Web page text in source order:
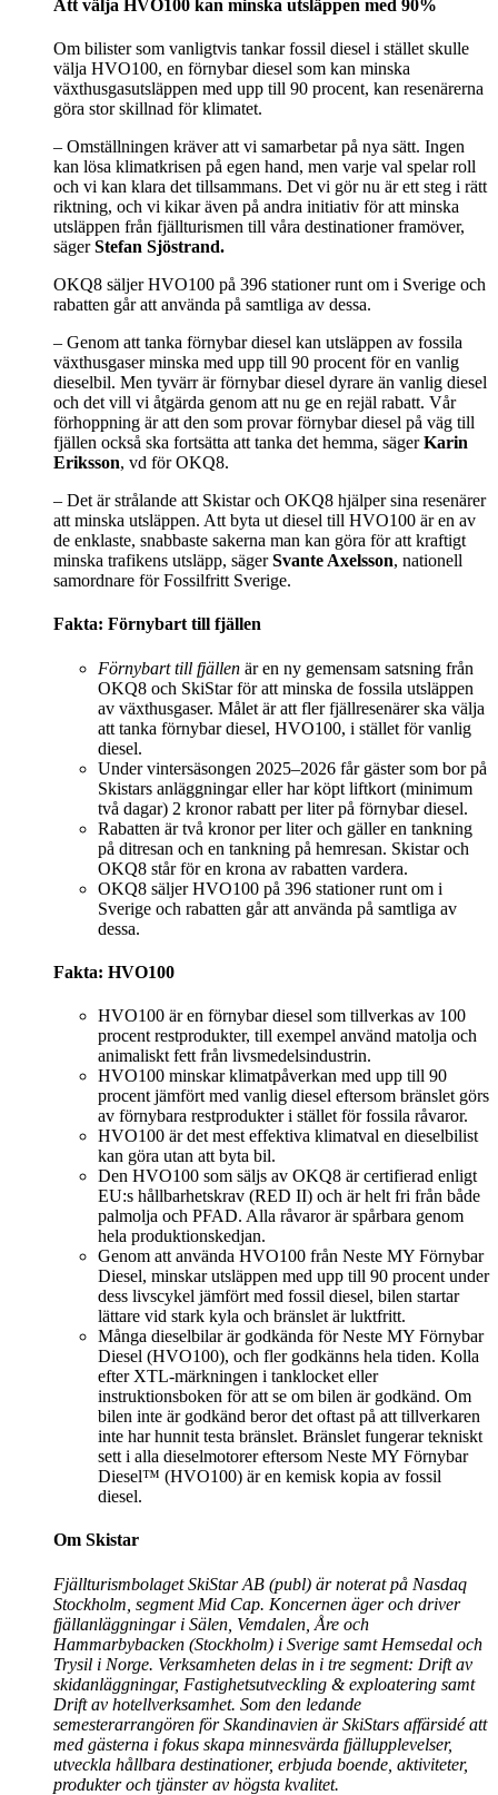
Att välja HVO100 kan minska utsläppen med 90%
Om bilister som vanligtvis tankar fossil diesel i stället skulle
välja HVO100, en förnybar diesel som kan minska
växthusgasutsläppen med upp till 90 procent, kan resenärerna
göra stor skillnad för klimatet.
– Omställningen kräver att vi samarbetar på nya sätt. Ingen
kan lösa klimatkrisen på egen hand, men varje val spelar roll
och vi kan klara det tillsammans. Det vi gör nu är ett steg i rätt
riktning, och vi kikar även på andra initiativ för att minska
utsläppen från fjällturismen till våra destinationer framöver,
sägerStefan Sjöstrand.
OKQ8 säljer HVO100 på 396 stationer runt om i Sverige och
rabatten går att använda på samtliga av dessa.
– Genom att tanka förnybar diesel kan utsläppen av fossila
växthusgaser minska med upp till 90 procent för en vanlig
dieselbil. Men tyvärr är förnybar diesel dyrare än vanlig diesel
och det vill vi åtgärda genom att nu ge en rejäl rabatt. Vår
förhoppning är att den som provar förnybar diesel på väg till
fjällen också ska fortsätta att tanka det hemma, sägerKarin
Eriksson, vd för OKQ8.
– Det är strålande att Skistar och OKQ8 hjälper sina resenärer
att minska utsläppen. Att byta ut diesel till HVO100 är en av
de enklaste, snabbaste sakerna man kan göra för att kraftigt
minska trafikens utsläpp, sägerSvante Axelsson, nationell
samordnare för Fossilfritt Sverige.
Fakta: Förnybart till fjällen
Förnybart till fjällen är en ny gemensam satsning från
OKQ8 och SkiStar för att minska de fossila utsläppen
av växthusgaser. Målet är att fler fjällresenärer ska välja
att tanka förnybar diesel, HVO100, i stället för vanlig
diesel.
Under vintersäsongen 2025–2026 får gäster som bor på
Skistars anläggningar eller har köpt liftkort (minimum
två dagar) 2 kronor rabatt per liter på förnybar diesel.
Rabatten är två kronor per liter och gäller en tankning
på ditresan och en tankning på hemresan. Skistar och
OKQ8 står för en krona av rabatten vardera.
OKQ8 säljer HVO100 på 396 stationer runt om i
Sverige och rabatten går att använda på samtliga av
dessa.
Fakta: HVO100
HVO100 är en förnybar diesel som tillverkas av 100
procent restprodukter, till exempel använd matolja och
animaliskt fett från livsmedelsindustrin.
HVO100 minskar klimatpåverkan med upp till 90
procent jämfört med vanlig diesel eftersom bränslet görs
av förnybara restprodukter i stället för fossila råvaror.
HVO100 är det mest effektiva klimatval en dieselbilist
kan göra utan att byta bil.
Den HVO100 som säljs av OKQ8 är certifierad enligt
EU:s hållbarhetskrav (RED II) och är helt fri från både
palmolja och PFAD. Alla råvaror är spårbara genom
hela produktionskedjan.
Genom att använda HVO100 från Neste MY Förnybar
Diesel, minskar utsläppen med upp till 90 procent under
dess livscykel jämfört med fossil diesel, bilen startar
lättare vid stark kyla och bränslet är luktfritt.
Många dieselbilar är godkända för Neste MY Förnybar
Diesel (HVO100), och fler godkänns hela tiden. Kolla
efter XTL-märkningen i tanklocket eller
instruktionsboken för att se om bilen är godkänd. Om
bilen inte är godkänd beror det oftast på att tillverkaren
inte har hunnit testa bränslet. Bränslet fungerar tekniskt
sett i alla dieselmotorer eftersom Neste MY Förnybar
Diesel™ (HVO100) är en kemisk kopia av fossil
diesel.
Om Skistar
Fjällturismbolaget SkiStar AB (publ) är noterat på Nasdaq
Stockholm, segment Mid Cap. Koncernen äger och driver
fjällanläggningar i Sälen, Vemdalen, Åre och
Hammarbybacken (Stockholm) i Sverige samt Hemsedal och
Trysil i Norge. Verksamheten delas in i tre segment: Drift av
skidanläggningar, Fastighetsutveckling & exploatering samt
Drift av hotellverksamhet. Som den ledande
semesterarrangören för Skandinavien är SkiStars affärsidé att
med gästerna i fokus skapa minnesvärda fjällupplevelser,
utveckla hållbara destinationer, erbjuda boende, aktiviteter,
produkter och tjänster av högsta kvalitet.